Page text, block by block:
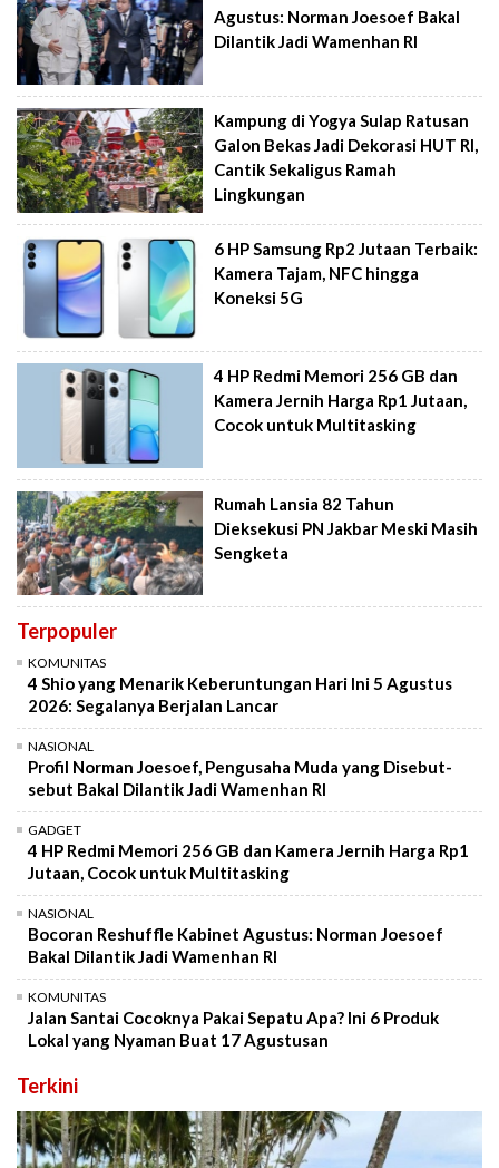
Agustus: Norman Joesoef Bakal
Dilantik Jadi Wamenhan RI
Kampung di Yogya Sulap Ratusan
Galon Bekas Jadi Dekorasi HUT RI,
Cantik Sekaligus Ramah
Lingkungan
6 HP Samsung Rp2 Jutaan Terbaik:
Kamera Tajam, NFC hingga
Koneksi 5G
4 HP Redmi Memori 256 GB dan
Kamera Jernih Harga Rp1 Jutaan,
Cocok untuk Multitasking
Rumah Lansia 82 Tahun
Dieksekusi PN Jakbar Meski Masih
Sengketa
Terpopuler
KOMUNITAS
4 Shio yang Menarik Keberuntungan Hari Ini 5 Agustus
2026: Segalanya Berjalan Lancar
NASIONAL
Profil Norman Joesoef, Pengusaha Muda yang Disebut-
sebut Bakal Dilantik Jadi Wamenhan RI
GADGET
4 HP Redmi Memori 256 GB dan Kamera Jernih Harga Rp1
Jutaan, Cocok untuk Multitasking
NASIONAL
Bocoran Reshuffle Kabinet Agustus: Norman Joesoef
Bakal Dilantik Jadi Wamenhan RI
KOMUNITAS
Jalan Santai Cocoknya Pakai Sepatu Apa? Ini 6 Produk
Lokal yang Nyaman Buat 17 Agustusan
Terkini